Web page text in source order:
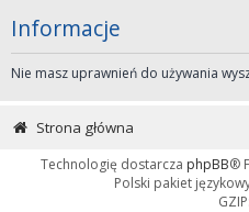
Informacje
Nie masz uprawnień do używania
Strona główna
Technologię dostarcza phpBB®
Polski pakiet